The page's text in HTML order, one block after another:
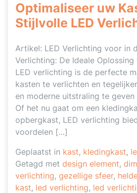
Optimaliseer uw
Stijlvolle LED
Artikel: LED Verlichting voor in
Verlichting: De Ideale
LED verlichting is de perfecte
kasten te verlichten en
en moderne uitstraling te geven
Of het nu gaat om een
opbergkast, LED verlichting
voordelen […]
Geplaatst in kast, kledingkast,
Getagd met design element,
verlichting, gezellige sfeer,
kast, led verlichting, led